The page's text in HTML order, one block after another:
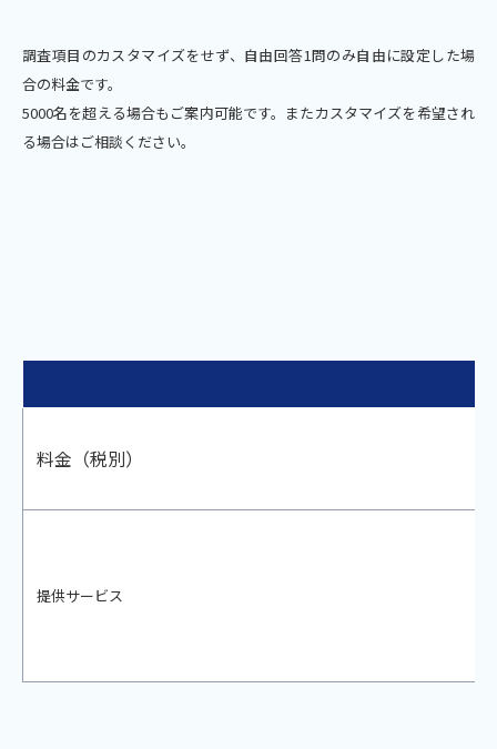
調査項目のカスタマイズをせず、自由回答1問のみ自由に設定した場
合の料金です。
5000名を超える場合もご案内可能です。またカスタマイズを希望され
る場合はご相談ください。
料金（税別）
提供サービス